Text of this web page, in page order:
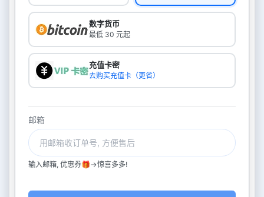
数字货币
最低 30 元起
充值卡密
去购买充值卡（更省）
邮箱
输入邮箱, 优惠券🎁->惊喜多多!